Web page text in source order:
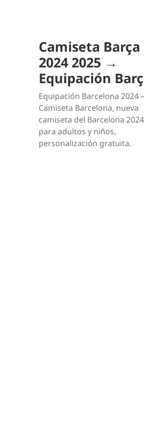
Camiseta Barça
2024 2025 →
Equipación
Equipación Barcelona 2024 –
Camiseta Barcelona, nueva
camiseta del Barcelona 2024
para adultos y niños,
personalización gratuita.